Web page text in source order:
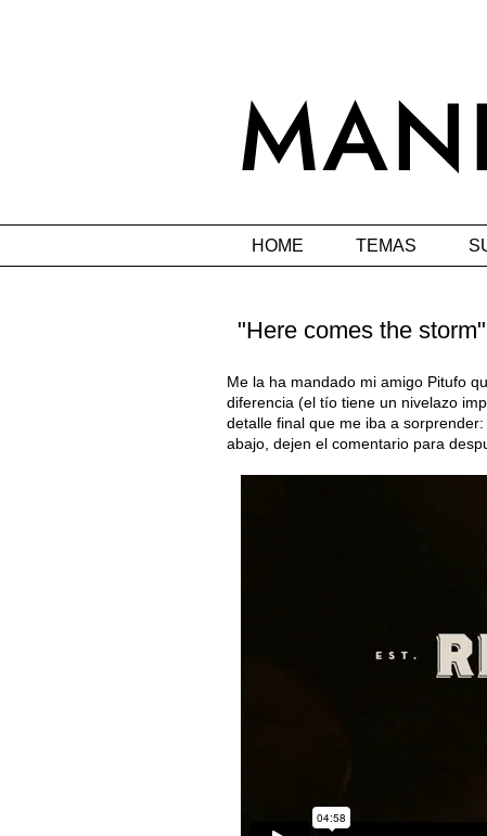
HOME TEMAS
"Here comes the
Me la ha mandado mi amigo Pitufo
diferencia (el tío tiene un nivelazo
detalle final que me iba a
abajo, dejen el comentario para